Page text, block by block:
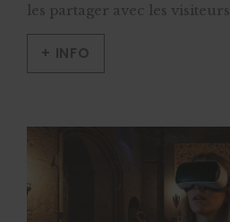
les partager avec les visiteurs.
+ INFO